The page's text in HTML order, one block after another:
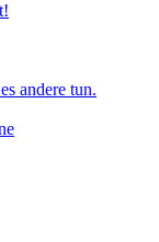
andere tun.